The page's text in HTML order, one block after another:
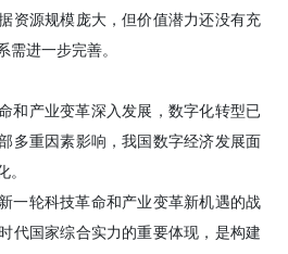
资源规模庞大，但价值潜力还没有充
需进一步完善。
和产业变革深入发展，数字化转型已
多重因素影响，我国数字经济发展面
。
一轮科技革命和产业变革新机遇的战
代国家综合实力的重要体现，是构建